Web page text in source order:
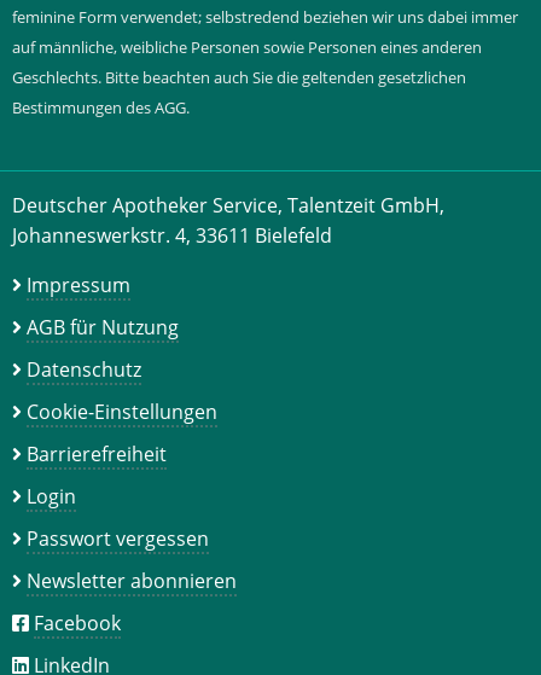
feminine Form verwendet; selbstredend beziehen wir uns dabei immer
auf männliche, weibliche Personen sowie Personen eines anderen
Geschlechts. Bitte beachten auch Sie die geltenden gesetzlichen
Bestimmungen des AGG.
Deutscher Apotheker Service, Talentzeit GmbH,
Johanneswerkstr. 4, 33611 Bielefeld
Impressum
AGB für Nutzung
Datenschutz
Cookie-Einstellungen
Barrierefreiheit
Login
Passwort vergessen
Newsletter abonnieren
Facebook
LinkedIn